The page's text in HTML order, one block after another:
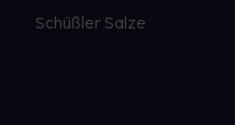
Schüßler Salze